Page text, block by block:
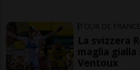
TOUR DE
La svizzera
maglia
Ventoux